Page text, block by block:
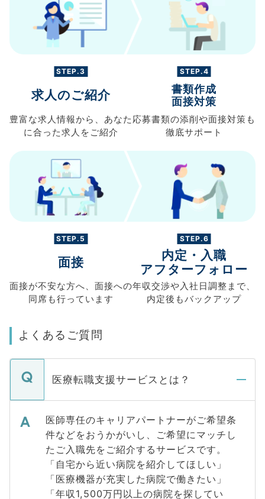
STEP.3
求人のご紹介
豊富な求人情報から、 あなた
に合った求人を ご紹介
STEP.4
書類作成
面接対策
応募書類の添削や面接対策も
徹底サポート
STEP.5
面接
面接が不安な方へ、 面接への
同席も行っています
STEP.6
内定・入職
アフターフォロー
年収交渉や入社日調整まで、
内定後もバックアップ
よくあるご質問
医療転職支援サービスとは？
医師専任のキャリアパートナーがご希望条
件などをおうかがいし、ご希望にマッチし
たご入職先をご紹介するサービスです。
「自宅から近い病院を紹介してほしい」
「医療機器が充実した病院で働きたい」
「年収1,500万円以上の病院を探してい